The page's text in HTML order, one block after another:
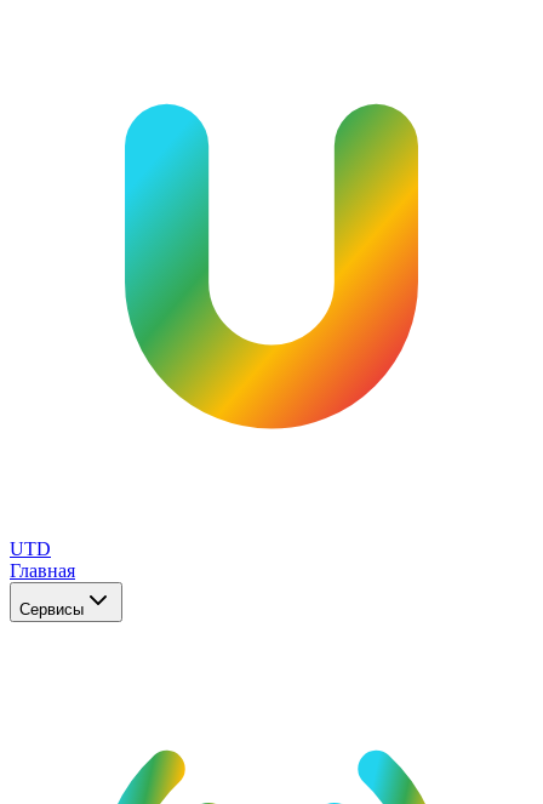
UTD
Главная
Сервисы